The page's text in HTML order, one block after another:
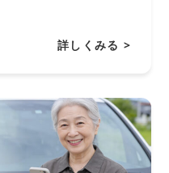
詳しくみる >